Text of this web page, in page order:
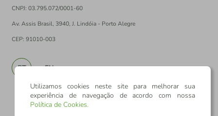
CNPJ: 03.795.072/0001-60
Av. Assis Brasil, 3940, J. Lindóia - Porto Alegre
CEP: 91010-003
PT
EN
Utilizamos cookies neste site para melhorar sua
experiência de navegação de acordo com nossa
Política de Cookies.